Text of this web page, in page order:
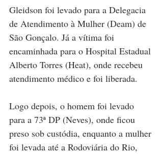
Gleidson foi levado para a Delegacia
de Atendimento à Mulher (Deam) de
São Gonçalo. Já a vítima foi
encaminhada para o Hospital Estadual
Alberto Torres (Heat), onde recebeu
atendimento médico e foi liberada.
Logo depois, o homem foi levado
para a 73ª DP (Neves), onde ficou
preso sob custódia, enquanto a mulher
foi levada até a Rodoviária do Rio,